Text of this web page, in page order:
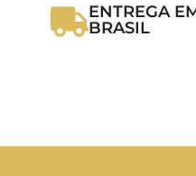
ENTREGA
BRASIL